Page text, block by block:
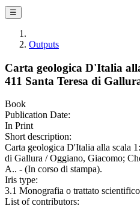
☰
Outputs
Carta geologica D'Italia
411 Santa Teresa di
Book
Publication Date:
In Print
Short description:
Carta geologica D'Italia alla scala
di Gallura / Oggiano, Giacomo;
A.. - (In corso di stampa).
Iris type:
3.1 Monografia o trattato scientifico
List of contributors: